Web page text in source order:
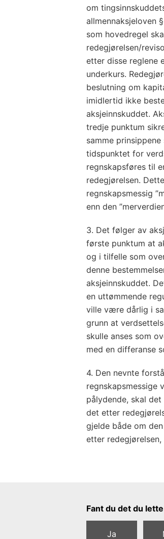
om
allmennaksjeloven
som hovedregel
redegjørelsen/
etter disse reglene
underkurs.
beslutning om
imidlertid ikke
aksjeinnskuddet.
tredje punktum
samme
tidspunktet for
regnskapsføres til
redegjørelsen.
regnskapsmessig
enn den
3. Det følger av
første punktum at
og i tilfelle som
denne
aksjeinnskuddet.
en uttømmende
ville være dårlig i
grunn at
skulle anses som
med en differanse
4. Den nevnte
regnskapsmessige
pålydende, skal
det etter
gjelde både om
etter
Tilbakemeldingsskjema
Fant du det du
Ja